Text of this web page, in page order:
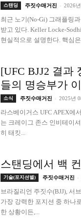
스탠딩 주짓수매거진 - 2026
최근 노기(No-Gi) 그래플링
받고 있다. Keller Locke-
현실적으로 설명한다. 핵심
[UFC BJJ2 결과
들의 명승부가
소식 주짓수매거진 - 2025년
라스베이거스 UFC APEX에
는 크레이그 존스 인비테이
히 태킷...
스탠딩에서 백
기술(포지션별) 주짓수매거진 -
브라질리언 주짓수(BJJ), 서
가장 강력한 포지션 중 하나
한 상황이든,...